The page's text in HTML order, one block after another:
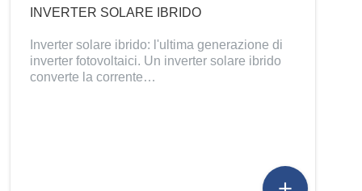
INVERTER SOLARE IBRIDO
Inverter solare ibrido: l'ultima generazione di
inverter fotovoltaici. Un inverter solare ibrido
converte la corrente…